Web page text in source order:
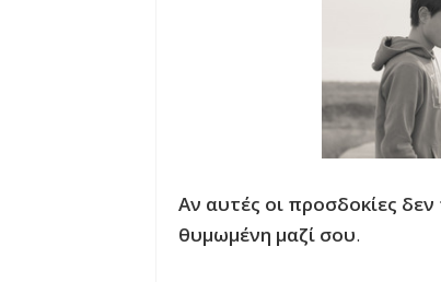
Αν αυτές οι προσδοκίες
θυμωμένη μαζί σου.